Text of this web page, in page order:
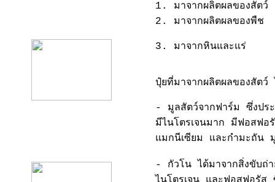
1. มาจากผลิตผลของสัตว์
2. มาจากผลิตผลของพืช
3. มาจากหินและแร่
ปุ๋ยที่มาจากผลิตผลของสัตว์
- มูลสัตว์จากฟาร์ม ซึ่งประ
มีไนโตรเจนมาก มีฟอสฟอ
แมกนีเซียม และกำมะถัน
- กัวโน ได้มาจากสิ่งขับถ่า